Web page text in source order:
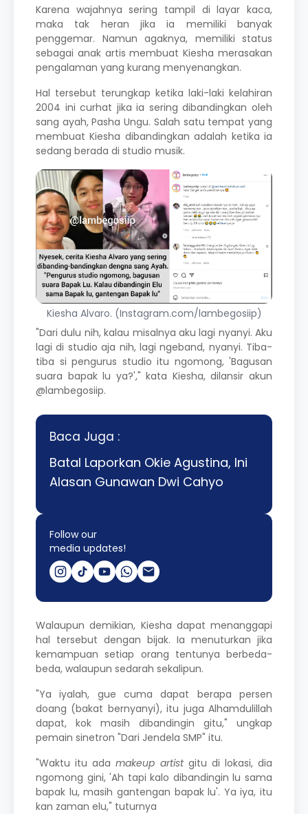
Karena wajahnya sering tampil di layar kaca,
maka tak heran jika ia memiliki banyak
penggemar. Namun agaknya, memiliki status
sebagai anak artis membuat Kiesha merasakan
pengalaman yang kurang menyenangkan.
Hal tersebut terungkap ketika laki-laki kelahiran
2004 ini curhat jika ia sering dibandingkan oleh
sang ayah,Pasha Ungu. Salah satu tempat yang
membuat Kiesha dibandingkan adalah ketika ia
sedang berada di studio musik.
Kiesha Alvaro. (Instagram.com/lambegosiip)
"Dari dulu nih, kalau misalnya aku lagi nyanyi. Aku
lagi di studio aja nih, lagi ngeband, nyanyi. Tiba-
tiba si pengurus studio itu ngomong, 'Bagusan
suara bapak lu ya?'," kata Kiesha, dilansir akun
@lambegosiip.
Baca Juga :
Batal Laporkan Okie Agustina, Ini
Alasan Gunawan Dwi Cahyo
Follow our
media updates!
Walaupun demikian, Kiesha dapat menanggapi
hal tersebut dengan bijak. Ia menuturkan jika
kemampuan setiap orang tentunya berbeda-
beda, walaupun sedarah sekalipun.
"Ya iyalah, gue cuma dapat berapa persen
doang (bakat bernyanyi), itu juga Alhamdulillah
dapat, kok masih dibandingin gitu," ungkap
pemain sinetron "Dari Jendela SMP" itu.
"Waktu itu adamakeup artist gitu di lokasi, dia
ngomong gini, 'Ah tapi kalo dibandingin lu sama
bapak lu, masih gantengan bapak lu'. Ya iya, itu
kan zaman elu," tuturnya